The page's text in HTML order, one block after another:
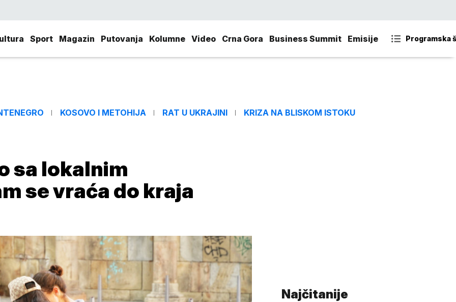
Sport Magazin Putovanja Kolumne Video Crna Gora Business Summit Emisije Programska
KOSOVO I METOHIJA RAT U UKRAJINI KRIZA NA BLISKOM ISTOKU
sa lokalnim
se vraća do kraja
Najčitanije